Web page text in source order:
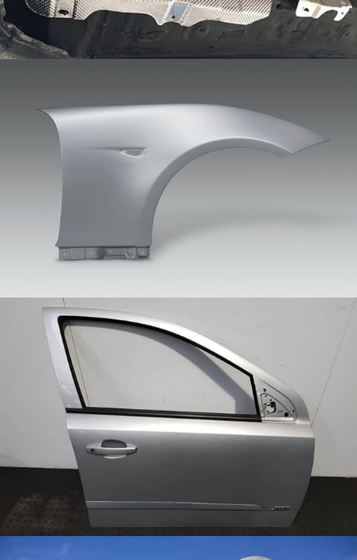
Hliníkový plech na dveře auta
Hliníkový plech pro dveře automobilu se týká plechu z
hliníkové slitiny speciálně používaného pro výrobu
dveří automobilu. S rozvojem automobilového
lehkého trendu
Hliníková cisterna
"Hliníková cisterna" je speciální deska z hliníkové
slitiny, což se týká desky z hliníkové slitiny používané
k výrobě hlavní konstrukce nebo vnitřních
skladovacích nádrží cisternových vozů (jako jsou
cisterny na naftu, cisternové vozy na zkapalněný plyn,
cisternové vozy pro přepravu chemikálií, atd.)